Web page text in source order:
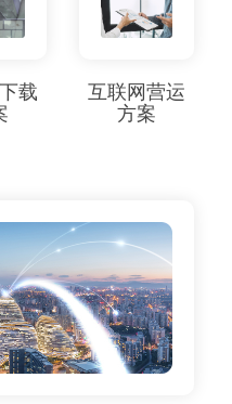
载
互联网营运
方案